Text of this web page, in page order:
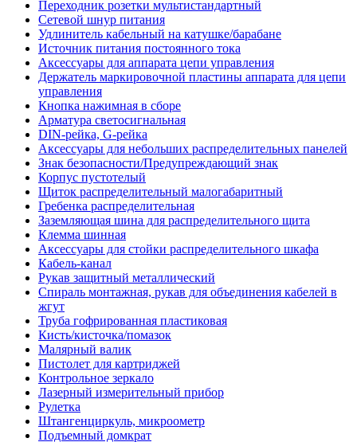
Переходник розетки мультистандартный
Сетевой шнур питания
Удлинитель кабельный на катушке/барабане
Источник питания постоянного тока
Аксессуары для аппарата цепи управления
Держатель маркировочной пластины аппарата для цепи
управления
Кнопка нажимная в сборе
Арматура светосигнальная
DIN-рейка, G-рейка
Аксессуары для небольших распределительных панелей
Знак безопасности/Предупреждающий знак
Корпус пустотелый
Щиток распределительный малогабаритный
Гребенка распределительная
Заземляющая шина для распределительного щита
Клемма шинная
Аксессуары для стойки распределительного шкафа
Кабель-канал
Рукав защитный металлический
Спираль монтажная, рукав для объединения кабелей в
жгут
Труба гофрированная пластиковая
Кисть/кисточка/помазок
Малярный валик
Пистолет для картриджей
Контрольное зеркало
Лазерный измерительный прибор
Рулетка
Штангенциркуль, микроометр
Подъемный домкрат